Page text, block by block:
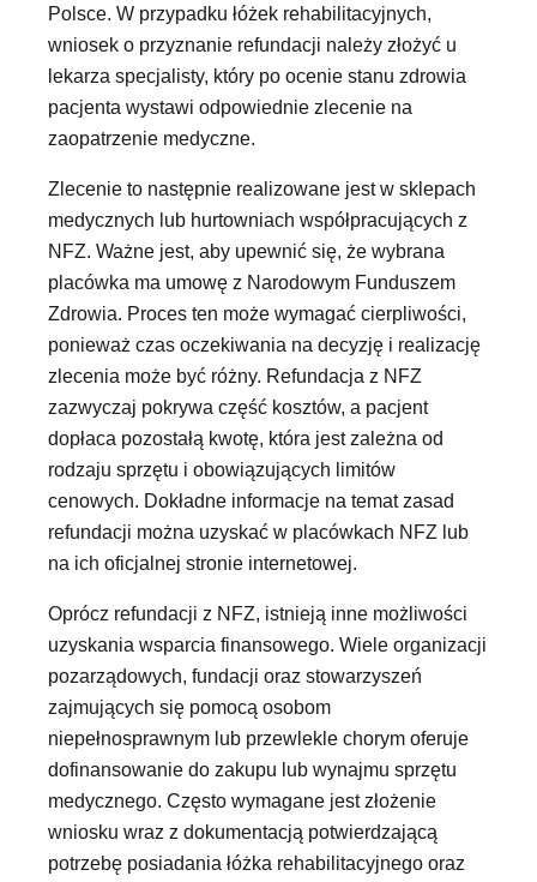
Polsce. W przypadku łóżek rehabilitacyjnych,
wniosek o przyznanie refundacji należy złożyć u
lekarza specjalisty, który po ocenie stanu zdrowia
pacjenta wystawi odpowiednie zlecenie na
zaopatrzenie medyczne.
Zlecenie to następnie realizowane jest w sklepach
medycznych lub hurtowniach współpracujących z
NFZ. Ważne jest, aby upewnić się, że wybrana
placówka ma umowę z Narodowym Funduszem
Zdrowia. Proces ten może wymagać cierpliwości,
ponieważ czas oczekiwania na decyzję i realizację
zlecenia może być różny. Refundacja z NFZ
zazwyczaj pokrywa część kosztów, a pacjent
dopłaca pozostałą kwotę, która jest zależna od
rodzaju sprzętu i obowiązujących limitów
cenowych. Dokładne informacje na temat zasad
refundacji można uzyskać w placówkach NFZ lub
na ich oficjalnej stronie internetowej.
Oprócz refundacji z NFZ, istnieją inne możliwości
uzyskania wsparcia finansowego. Wiele organizacji
pozarządowych, fundacji oraz stowarzyszeń
zajmujących się pomocą osobom
niepełnosprawnym lub przewlekle chorym oferuje
dofinansowanie do zakupu lub wynajmu sprzętu
medycznego. Często wymagane jest złożenie
wniosku wraz z dokumentacją potwierdzającą
potrzebę posiadania łóżka rehabilitacyjnego oraz